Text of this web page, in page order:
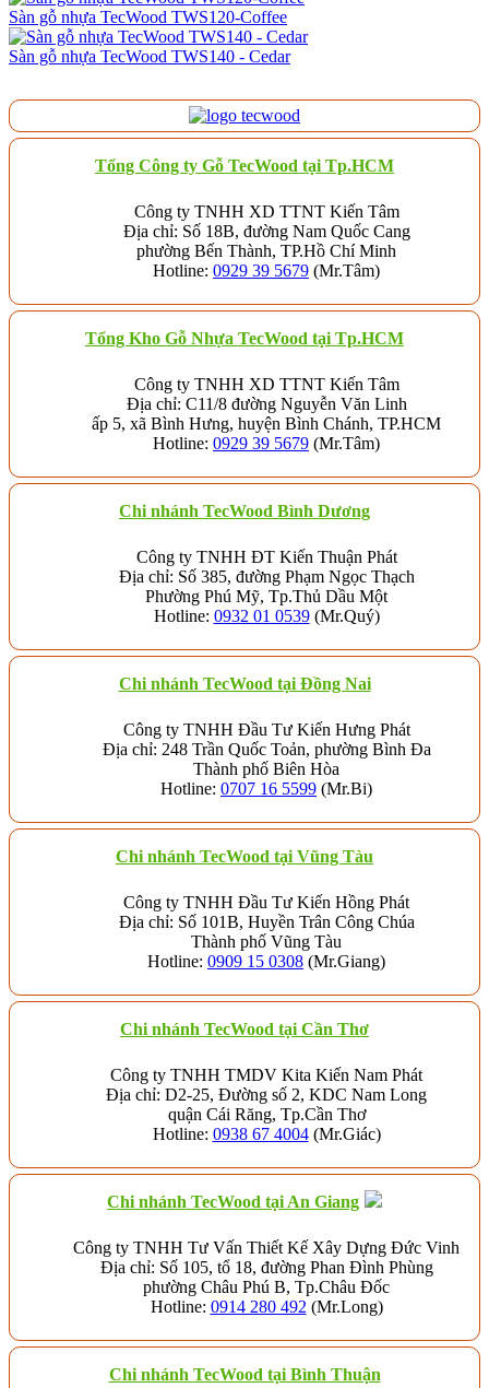
Sàn gỗ nhựa TecWood TWS120-Coffee
Sàn gỗ nhựa TecWood TWS140 - Cedar
Tổng Công ty Gỗ TecWood tại Tp.HCM
Công ty TNHH XD TTNT Kiến Tâm
Địa chỉ: Số 18B, đường Nam Quốc Cang
phường Bến Thành, TP.Hồ Chí Minh
Hotline: 0929 39 5679 (Mr.Tâm)
Tổng Kho Gỗ Nhựa TecWood tại Tp.HCM
Công ty TNHH XD TTNT Kiến Tâm
Địa chỉ: C11/8 đường Nguyễn Văn Linh
ấp 5, xã Bình Hưng, huyện Bình Chánh, TP.HCM
Hotline: 0929 39 5679 (Mr.Tâm)
Chi nhánh TecWood Bình Dương
Công ty TNHH ĐT Kiến Thuận Phát
Địa chỉ: Số 385, đường Phạm Ngọc Thạch
Phường Phú Mỹ, Tp.Thủ Dầu Một
Hotline: 0932 01 0539(Mr.Quý)
Chi nhánh TecWood tại Đồng Nai
Công ty TNHH Đầu Tư Kiến Hưng Phát
Địa chỉ: 248 Trần Quốc Toản, phường Bình Đa
Thành phố Biên Hòa
Hotline: 0707 16 5599 (Mr.Bi)
Chi nhánh TecWood tại Vũng Tàu
Công ty TNHH Đầu Tư Kiến Hồng Phát
Địa chỉ: Số 101B, Huyền Trân Công Chúa
Thành phố Vũng Tàu
Hotline: 0909 15 0308 (Mr.Giang)
Chi nhánh TecWood tại Cần Thơ
Công ty TNHH TMDV Kita Kiến Nam Phát
Địa chỉ: D2-25, Đường số 2, KDC Nam Long
quận Cái Răng, Tp.Cần Thơ
Hotline: 0938 67 4004(Mr.Giác)
Chi nhánh TecWood tại An Giang
Công ty TNHH Tư Vấn Thiết Kế Xây Dựng Đức Vinh
Địa chỉ: Số 105, tổ 18, đường Phan Đình Phùng
phường Châu Phú B, Tp.Châu Đốc
Hotline: 0914 280 492 (Mr.Long)
Chi nhánh TecWood tại Bình Thuận